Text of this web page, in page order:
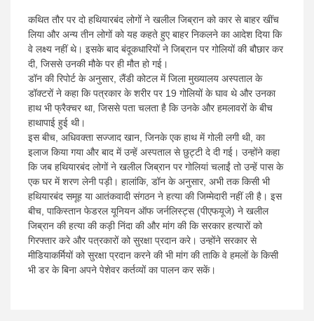
कथित तौर पर दो हथियारबंद लोगों ने खलील जिब्रान को कार से बाहर खींच
लिया और अन्य तीन लोगों को यह कहते हुए बाहर निकलने का आदेश दिया कि
वे लक्ष्य नहीं थे। इसके बाद बंदूकधारियों ने जिब्रान पर गोलियों की बौछार कर
दी, जिससे उनकी मौके पर ही मौत हो गई।
डॉन की रिपोर्ट के अनुसार, लैंडी कोटल में जिला मुख्यालय अस्पताल के
डॉक्टरों ने कहा कि पत्रकार के शरीर पर 19 गोलियों के घाव थे और उनका
हाथ भी फ्रैक्चर था, जिससे पता चलता है कि उनके और हमलावरों के बीच
हाथापाई हुई थी।
इस बीच, अधिवक्ता सज्जाद खान, जिनके एक हाथ में गोली लगी थी, का
इलाज किया गया और बाद में उन्हें अस्पताल से छुट्टी दे दी गई। उन्होंने कहा
कि जब हथियारबंद लोगों ने खलील जिब्रान पर गोलियां चलाईं तो उन्हें पास के
एक घर में शरण लेनी पड़ी। हालांकि, डॉन के अनुसार, अभी तक किसी भी
हथियारबंद समूह या आतंकवादी संगठन ने हत्या की जिम्मेदारी नहीं ली है। इस
बीच, पाकिस्तान फेडरल यूनियन ऑफ जर्नलिस्ट्स (पीएफयूजे) ने खलील
जिब्रान की हत्या की कड़ी निंदा की और मांग की कि सरकार हत्यारों को
गिरफ्तार करे और पत्रकारों को सुरक्षा प्रदान करे। उन्होंने सरकार से
मीडियाकर्मियों को सुरक्षा प्रदान करने की भी मांग की ताकि वे हमलों के किसी
भी डर के बिना अपने पेशेवर कर्तव्यों का पालन कर सकें।